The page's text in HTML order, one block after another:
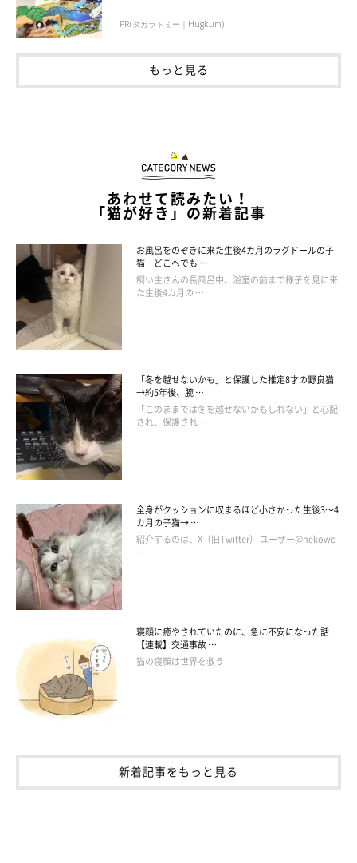
成長エピソードにほっこり！
（写真上から）トトちゃん、そらじろーくん。
@oponpontotonton
2025年10月で7才になるトトちゃん。飼い主さんの家でのびのび
暮らす中で、嬉しい成長姿も見られるようです。
飼い主さん：
猫のそらじろー（取材時3才）をお迎えしてからは
なったり“お姉ちゃん”になったりと、成長を感じています。
PR(タカラトミー｜Hugkum)
もっと見る
あわせて読みたい！
「猫が好き」の新着記事
お風呂をのぞきに来た生後4カ月のラグドールの子
猫 どこへでも …
飼い主さんの長風呂中、浴室の前まで様子を見に来
た生後4カ月の …
「冬を越せないかも」と保護した推定8才の野良猫
→約5年後、腕 …
「このままでは冬を越せないかもしれない」と心配
され、保護され …
全身がクッションに収まるほど小さかった生後3～4
カ月の子猫→ …
紹介するのは、X（旧Twitter） ユーザー@nekowo
…
寝顔に癒やされていたのに、急に不安になった話
【連載】交通事故 …
猫の寝顔は世界を救う
新着記事をもっと見る